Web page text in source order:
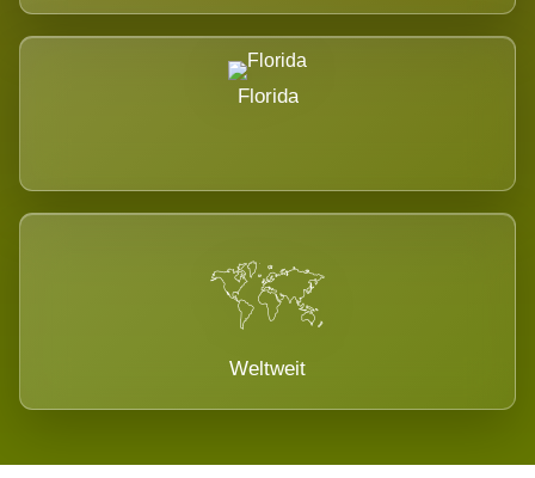
Florida
Weltweit